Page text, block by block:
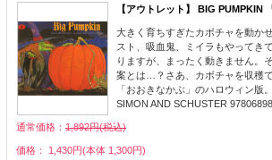
【アウトレット】 BIG PUMPKIN
大きく育ちすぎたカボチャを動か
スト、吸血鬼、ミイラもやってき
りますが、まったく動きません。
案とは…？さあ、カボチャを収穫
「おおきなかぶ」のハロウィン版
SIMON AND SCHUSTER
通常価格： 1,892円(税込)
価格： 1,430円(本体 1,300円)